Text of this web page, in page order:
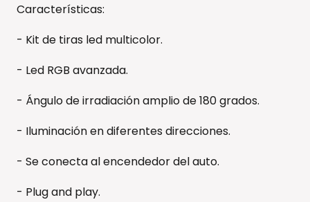
Características:
- Kit de tiras led multicolor.
- Led RGB avanzada.
- Ángulo de irradiación amplio de 180 grados.
- Iluminación en diferentes direcciones.
- Se conecta al encendedor del auto.
- Plug and play.